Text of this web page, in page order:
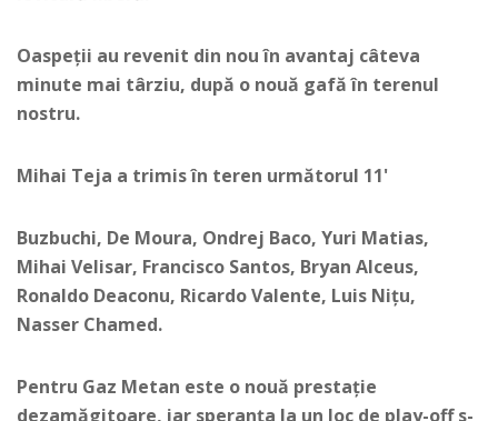
Oaspeții au revenit din nou în avantaj câteva
minute mai târziu, după o nouă gafă în terenul
nostru.
Mihai Teja a trimis în teren următorul 11'
Buzbuchi, De Moura, Ondrej Baco, Yuri Matias,
Mihai Velisar, Francisco Santos, Bryan Alceus,
Ronaldo Deaconu, Ricardo Valente, Luis Nițu,
Nasser Chamed.
Pentru Gaz Metan este o nouă prestație
dezamăgitoare, iar speranța la un loc de play-off s-